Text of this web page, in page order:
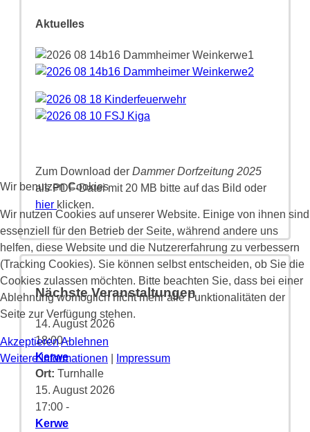
Aktuelles
Zum Download der Dammer Dorfzeitung 2025
als PDF-Datei mit 20 MB bitte auf das Bild oder
hier klicken.
Nächste Veranstaltungen
14. August 2026
18:00-
Kerwe
Ort: Turnhalle
15. August 2026
17:00 -
Kerwe
Wir benutzen Cookies
Wir nutzen Cookies auf unserer Website. Einige von ihnen sind
essenziell für den Betrieb der Seite, während andere uns
helfen, diese Website und die Nutzererfahrung zu verbessern
(Tracking Cookies). Sie können selbst entscheiden, ob Sie die
Cookies zulassen möchten. Bitte beachten Sie, dass bei einer
Ablehnung womöglich nicht mehr alle Funktionalitäten der
Seite zur Verfügung stehen.
AkzeptierenAblehnen
Weitere Informationen
Impressum